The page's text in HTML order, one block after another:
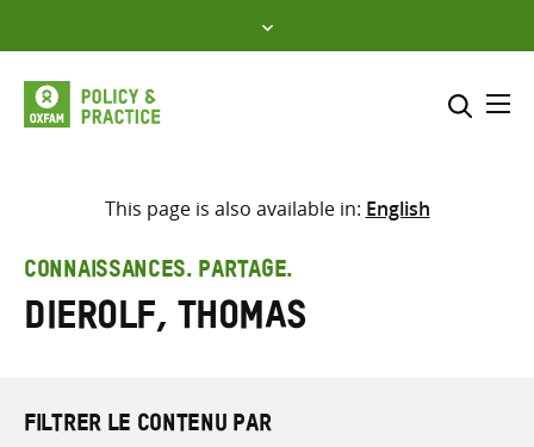
to
content
Sélectionner l’emplacement
Saisir
les
termes
This page is also available in: English
CONNAISSANCES. PARTAGE.
Dierolf, Thomas
FILTRER LE CONTENU PAR